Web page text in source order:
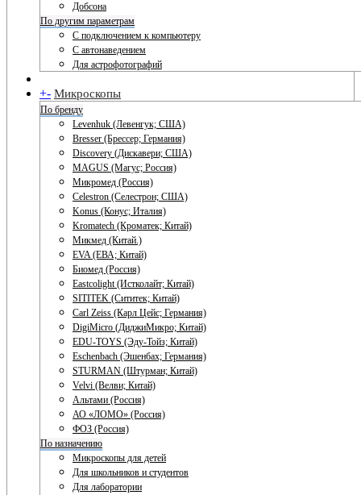
Добсона
По другим параметрам
С подключением к компьютеру
С автонаведением
Для астрофотографий
+- Микроскопы
По бренду
Levenhuk (Левенгук; США)
Bresser (Брессер; Германия)
Discovery (Дискавери; США)
MAGUS (Магус; Россия)
Микромед (Россия)
Celestron (Селестрон; США)
Konus (Конус; Италия)
Kromatech (Кроматек; Китай)
Микмед (Китай.)
EVA (ЕВА; Китай)
Биомед (Россия)
Eastcolight (Истколайт; Китай)
SITITEK (Сититек; Китай)
Carl Zeiss (Карл Цейс; Германия)
DigiMicro (ДиджиМикро; Китай)
EDU-TOYS (Эду-Тойз; Китай)
Eschenbach (Эшенбах; Германия)
STURMAN (Штурман; Китай)
Velvi (Велви; Китай)
Альтами (Россия)
АО «ЛОМО» (Россия)
ФОЗ (Россия)
По назначению
Микроскопы для детей
Для школьников и студентов
Для лаборатории